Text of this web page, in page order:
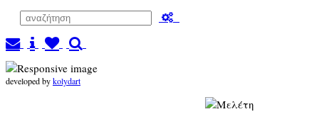
developed bykolydart